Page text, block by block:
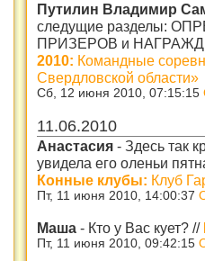
Путилин Владимир
следущие разделы:
ПРИЗЕРОВ и
2010: Командные
Свердловской области»
Сб, 12 июня 2010, 07:15:15
11.06.2010
Анастасия - Здесь так
увидела его оленьи
Конные клубы: Клуб
Пт, 11 июня 2010, 14:00:37
Маша - Кто у Вас кует? //
Пт, 11 июня 2010, 09:42:15